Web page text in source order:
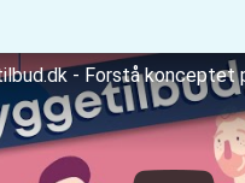
- Forstå konceptet